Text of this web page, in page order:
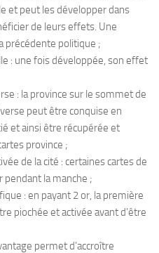
et peut les développer dans
de leurs effets. Une
précédente politique ;
: une fois développée, son effet
: la province sur le sommet de
peut être conquise en
et ainsi être récupérée et
province ;
de la cité : certaines cartes de
pendant la manche ;
: en payant 2 or, la première
piochée et activée avant d’être
permet d’accroître